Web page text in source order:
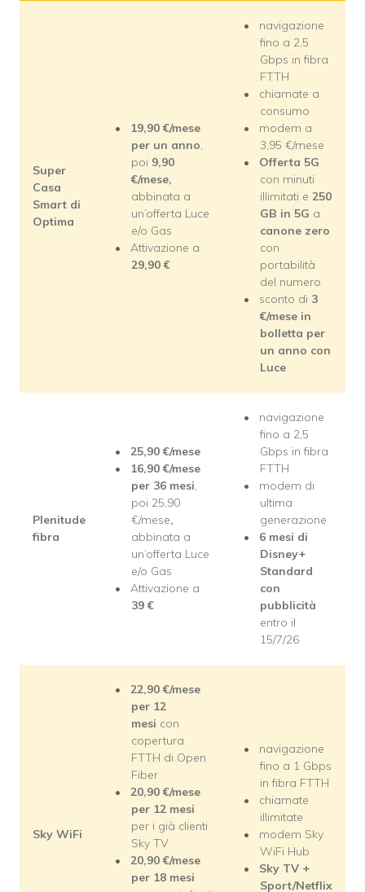
Super
Casa
Smart di
Optima
19,90 €/mese
per un anno,
poi 9,90
€/mese,
abbinata a
un’offerta Luce
e/o Gas
Attivazione a
29,90€
navigazione
fino a 2,5
Gbps in fibra
FTTH
chiamate a
consumo
modem a
3,95 €/mese
Offerta 5G
con minuti
illimitati e 250
GB in 5G a
canone zero
con
portabilità
del numero
sconto di 3
€/mese in
bolletta per
un anno con
Luce
Plenitude
fibra
25,90 €/mese
16,90 €/mese
per 36 mesi,
poi 25,90
€/mese,
abbinata a
un’offerta Luce
e/o Gas
Attivazione a
39€
navigazione
fino a 2,5
Gbps in fibra
FTTH
modem di
ultima
generazione
6 mesi di
Disney+
Standard
con
pubblicità
entro il
15/7/26
Sky WiFi
22,90 €/mese
per 12
mesi con
copertura
FTTH di Open
Fiber
20,90 €/mese
per 12 mesi
per i già clienti
Sky TV
20,90 €/mese
per 18 mesi
navigazione
fino a 1 Gbps
in fibra FTTH
chiamate
illimitate
modem Sky
WiFi Hub
Sky TV +
Sport/Netflix